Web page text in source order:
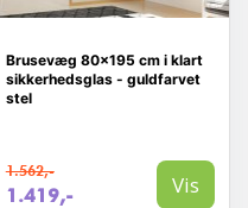
Brusevæg 80×195 cm i klart
sikkerhedsglas - guldfarvet
stel
1.562,-
1.419,- Vis